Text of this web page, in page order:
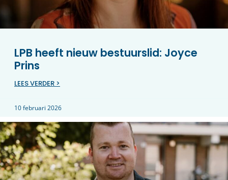
LPB heeft nieuw bestuurslid: Joyce
Prins
LEES VERDER >
10 februari 2026